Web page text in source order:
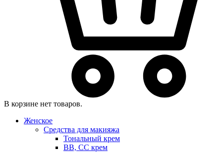
В корзине нет товаров.
Женское
Средства для макияжа
Тональный крем
BB, CC крем